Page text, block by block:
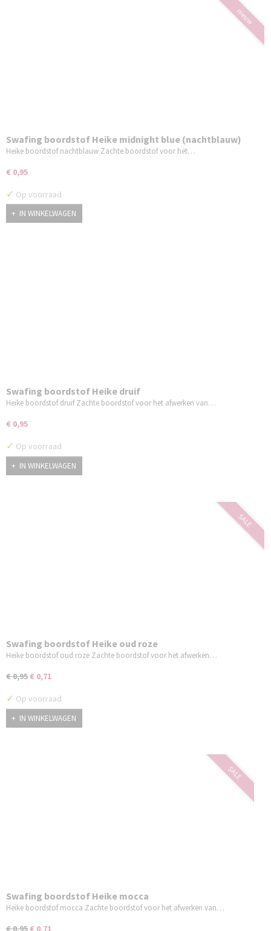
nieuw
Swafing boordstof Heike midnight blue (nachtblauw)
Heike boordstof nachtblauw Zachte boordstof voor het…
€ 0,95
✓ Op voorraad
IN WINKELWAGEN
Swafing boordstof Heike druif
Heike boordstof druif Zachte boordstof voor het afwerken van…
€ 0,95
✓ Op voorraad
IN WINKELWAGEN
SALE
Swafing boordstof Heike oud roze
Heike boordstof oud roze Zachte boordstof voor het afwerken…
€ 0,95€ 0,71
✓ Op voorraad
IN WINKELWAGEN
SALE
Swafing boordstof Heike mocca
Heike boordstof mocca Zachte boordstof voor het afwerken van…
€ 0,95€ 0,71